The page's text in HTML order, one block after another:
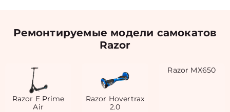
Ремонтируемые модели самокатов
Razor
Razor E Prime
Air
Razor Hovertrax
2.0
Razor MX650